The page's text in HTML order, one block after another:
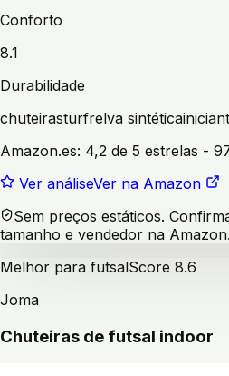
Conforto
8.1
Durabilidade
chuteirasturfrelva sintética
Amazon.es: 4,2 de 5 estrelas -
Ver análiseVer na Amazon
Sem preços estáticos.
tamanho e vendedor na
Melhor para futsalScore 8.6
Joma
Chuteiras de futsal indoor